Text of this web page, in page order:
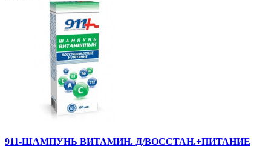
911-ШАМПУНЬ ВИТАМИН. Д/ВОССТАН.+ПИТАНИЕ